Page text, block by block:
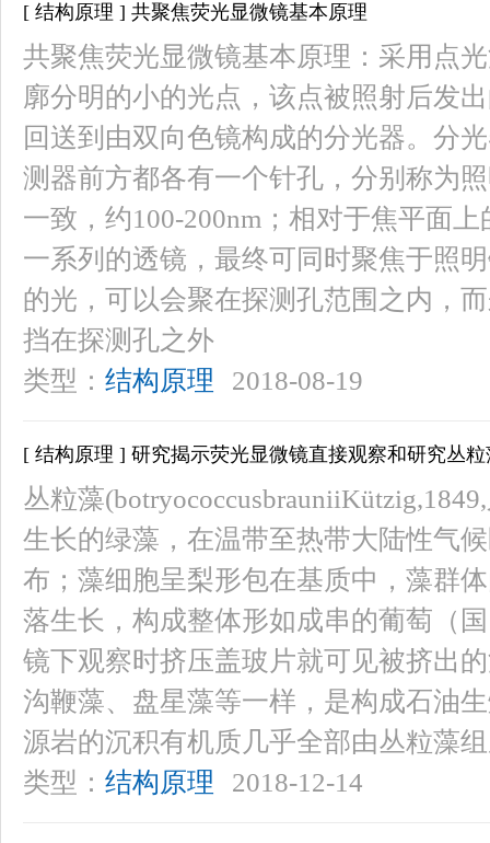
[ 结构原理 ] 共聚焦荧光显微镜基本原理
共聚焦荧光显微镜基本原理：采用点
廓分明的小的光点，该点被照射后发
回送到由双向色镜构成的分光器。分
测器前方都各有一个针孔，分别称为
一致，约100-200nm；相对于焦平面
一系列的透镜，最终可同时聚焦于照
的光，可以会聚在探测孔范围之内，
挡在探测孔之外
类型： 结构原理 2018-08-19
[ 结构原理 ] 研究揭示荧光显微镜直接观察和研究丛
丛粒藻
生长的绿藻，在温带至热带大陆性气
布；藻细胞呈梨形包在基质中，藻群
落生长，构成整体形如成串的葡萄（
镜下观察时挤压盖玻片就可见被挤出
沟鞭藻、盘星藻等一样，是构成石油
源岩的沉积有机质几乎全部由丛粒藻
类型： 结构原理 2018-12-14